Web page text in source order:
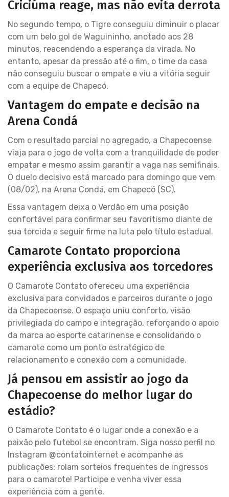
Criciúma reage, mas não evita derrota
No segundo tempo, o Tigre conseguiu diminuir o placar
com um belo gol de Waguininho, anotado aos 28
minutos, reacendendo a esperança da virada. No
entanto, apesar da pressão até o fim, o time da casa
não conseguiu buscar o empate e viu a vitória seguir
com a equipe de Chapecó.
Vantagem do empate e decisão na
Arena Condá
Com o resultado parcial no agregado, a Chapecoense
viaja para o jogo de volta com a tranquilidade de poder
empatar e mesmo assim garantir a vaga nas semifinais.
O duelo decisivo está marcado para domingo que vem
(08/02), na Arena Condá, em Chapecó (SC).
Essa vantagem deixa o Verdão em uma posição
confortável para confirmar seu favoritismo diante de
sua torcida e seguir firme na luta pelo título estadual.
Camarote Contato proporciona
experiência exclusiva aos torcedores
O Camarote Contato ofereceu uma experiência
exclusiva para convidados e parceiros durante o jogo
da Chapecoense. O espaço uniu conforto, visão
privilegiada do campo e integração, reforçando o apoio
da marca ao esporte catarinense e consolidando o
camarote como um ponto estratégico de
relacionamento e conexão com a comunidade.
Já pensou em assistir ao jogo da
Chapecoense do melhor lugar do
estádio?
O Camarote Contato é o lugar onde a conexão e a
paixão pelo futebol se encontram. Siga nosso perfil no
Instagram @contatointernet e acompanhe as
publicações: rolam sorteios frequentes de ingressos
para o camarote! Participe e venha viver essa
experiência com a gente.